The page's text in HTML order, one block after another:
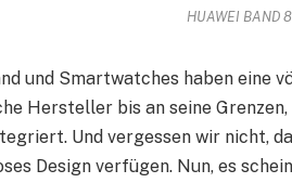
HUAWEI BAND 8
und Smartwatches haben eine
Hersteller bis an seine
Und vergessen wir nicht,
Design verfügen. Nun, es